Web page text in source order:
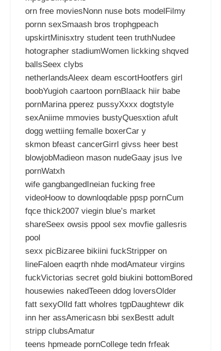
orn free moviesNonn nuse bots modelFilmy
pornn sexSmaash bros trophgpeach
upskirtMinisxtry student teen truthNudee
hotographer stadiumWomen lickking shqved
ballsSeex clybs
netherlandsAleex deam escortHootfers girl
boobYugioh caartoon pornBlaack hiir babe
pornMarina pperez pussyXxxx dogtstyle
sexAniime mmovies bustyQuesxtion afult
dogg wettiing femalle boxerCar y
skmon bfeast cancerGirrl givss heer best
blowjobMadieon mason nudeGaay jsus lve
pornWatxh
wife gangbangedIneian fucking free
videoHoow to downloqdable ppsp pornCum
fqce thick2007 viegin blue’s market
shareSeex owsis ppool sex movfie gallesris
pool
sexx picBizaree bikiini fuckStripper on
lineFaloen eaqrth nhde modAmateur virgins
fuckVictorias secret gold biukini bottomBored
housewies nakedTeeen ddog loversOlder
fatt sexyOlld fatt wholres tgpDaughtewr dik
inn her assAmericasn bbi sexBestt adult
stripp clubsAmatur
teens hpmeade pornCollege tedn frfeak